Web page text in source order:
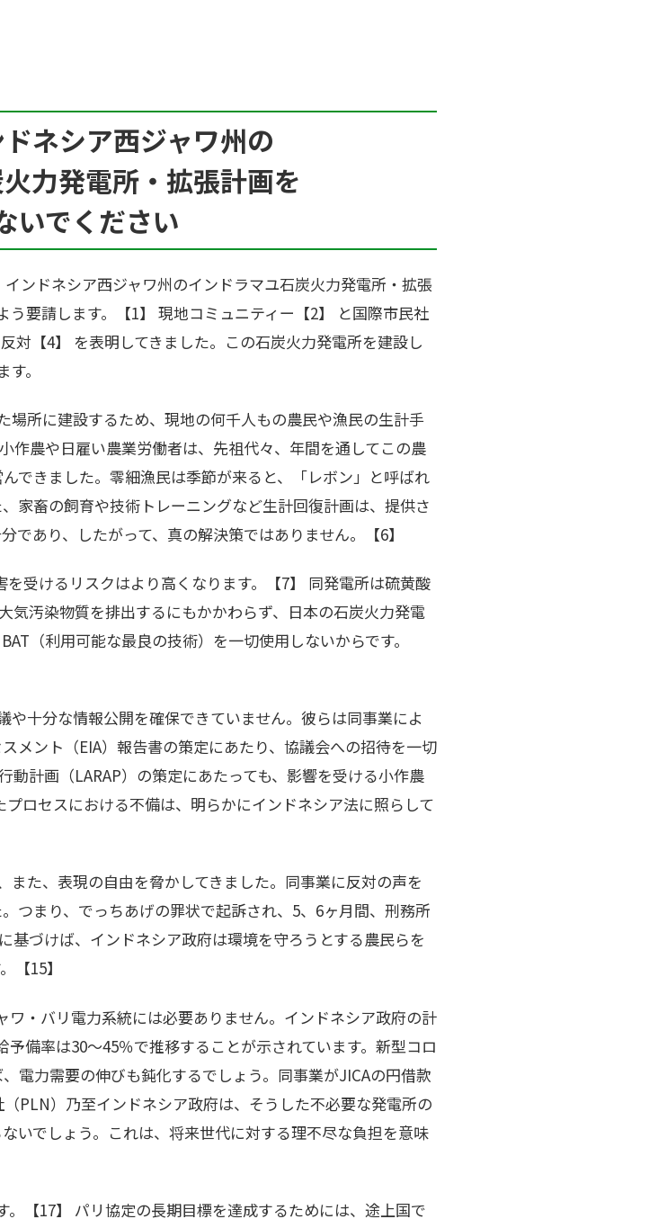
ネシア西ジャワ州の
力発電所・拡張計画を
いでください
ンドネシア西ジャワ州のインドラマユ石炭火力発電所・拡張
要請します。【1】 現地コミュニティー【2】 と国際市民社
対【4】 を表明してきました。この石炭火力発電所を建設し
。
場所に建設するため、現地の何千人もの農民や漁民の生計手
作農や日雇い農業労働者は、先祖代々、年間を通してこの農
できました。零細漁民は季節が来ると、「レボン」と呼ばれ
家畜の飼育や技術トレーニングなど生計回復計画は、提供さ
あり、したがって、真の解決策ではありません。【6】
受けるリスクはより高くなります。【7】 同発電所は硫黄酸
気汚染物質を排出するにもかかわらず、日本の石炭火力発電
（利用可能な最良の技術）を一切使用しないからです。
十分な情報公開を確保できていません。彼らは同事業によ
メント（EIA）報告書の策定にあたり、協議会への招待を一切
動計画（LARAP）の策定にあたっても、影響を受ける小作農
ロセスにおける不備は、明らかにインドネシア法に照らして
た、表現の自由を脅かしてきました。同事業に反対の声を
つまり、でっちあげの罪状で起訴され、5、6ヶ月間、刑務所
基づけば、インドネシア政府は環境を守ろうとする農民らを
【15】
・バリ電力系統には必要ありません。インドネシア政府の計
備率は30～45％で推移することが示されています。新型コロ
電力需要の伸びも鈍化するでしょう。同事業がJICAの円借款
PLN）乃至インドネシア政府は、そうした不必要な発電所の
いでしょう。これは、将来世代に対する理不尽な負担を意味
【17】 パリ協定の長期目標を達成するためには、途上国で